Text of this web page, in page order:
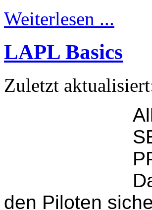
Weiterlesen ...
LAPL Basics
Zuletzt
den Piloten